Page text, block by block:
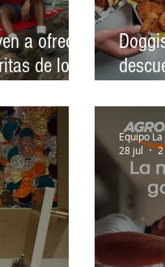
a ofrecer
de los
Equipo
28 jul